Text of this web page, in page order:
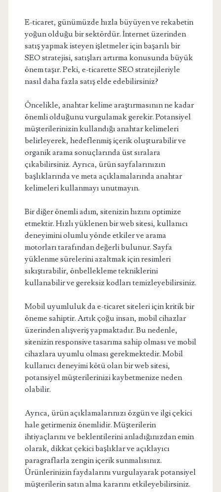
E-ticaret, günümüzde hızla büyüyen ve rekabetin
yoğun olduğu bir sektördür. İnternet üzerinden
satış yapmak isteyen işletmeler için başarılı bir
SEO stratejisi, satışları artırma konusunda büyük
önem taşır. Peki, e-ticarette SEO stratejileriyle
nasıl daha fazla satış elde edebilirsiniz?
Öncelikle, anahtar kelime araştırmasının ne kadar
önemli olduğunu vurgulamak gerekir. Potansiyel
müşterilerinizin kullandığı anahtar kelimeleri
belirleyerek, hedeflenmiş içerik oluşturabilir ve
organik arama sonuçlarında üst sıralara
çıkabilirsiniz. Ayrıca, ürün sayfalarınızın
başlıklarında ve meta açıklamalarında anahtar
kelimeleri kullanmayı unutmayın.
Bir diğer önemli adım, sitenizin hızını optimize
etmektir. Hızlı yüklenen bir web sitesi, kullanıcı
deneyimini olumlu yönde etkiler ve arama
motorları tarafından değerli bulunur. Sayfa
yüklenme sürelerini azaltmak için resimleri
sıkıştırabilir, önbellekleme tekniklerini
kullanabilir ve gereksiz kodları temizleyebilirsiniz.
Mobil uyumluluk da e-ticaret siteleri için kritik bir
öneme sahiptir. Artık çoğu insan, mobil cihazlar
üzerinden alışveriş yapmaktadır. Bu nedenle,
sitenizin responsive tasarıma sahip olması ve mobil
cihazlara uyumlu olması gerekmektedir. Mobil
kullanıcı deneyimi kötü olan bir web sitesi,
potansiyel müşterilerinizi kaybetmenize neden
olabilir.
Ayrıca, ürün açıklamalarınızı özgün ve ilgi çekici
hale getirmeniz önemlidir. Müşterilerin
ihtiyaçlarını ve beklentilerini anladığınızdan emin
olarak, dikkat çekici başlıklar ve açıklayıcı
paragraflarla zengin içerik sunmalısınız.
Ürünlerinizin faydalarını vurgulayarak potansiyel
müşterilerin satın alma kararını etkileyebilirsiniz.